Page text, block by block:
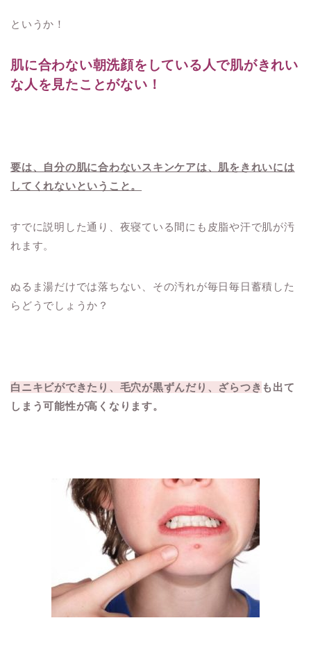
というか！
肌に合わない朝洗顔をしている人で肌がきれい
な人を見たことがない！
要は、自分の肌に合わないスキンケアは、肌をきれいには
してくれないということ。
すでに説明した通り、夜寝ている間にも皮脂や汗で肌が汚
れます。
ぬるま湯だけでは落ちない、その汚れが毎日毎日蓄積した
らどうでしょうか？
白ニキビができたり、毛穴が黒ずんだり、ざらつき も出て
しまう可能性が高くなります。